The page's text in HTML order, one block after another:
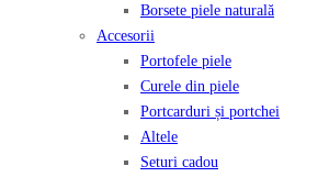
Borsete piele naturală
Accesorii
Portofele piele
Curele din piele
Portcarduri și portchei
Altele
Seturi cadou